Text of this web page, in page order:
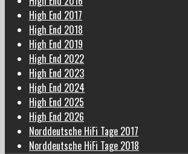
High End 2017
High End 2018
High End 2019
High End 2022
High End 2023
High End 2024
High End 2025
High End 2026
Norddeutsche HiFi Tage 2017
Norddeutsche HiFi Tage 2018